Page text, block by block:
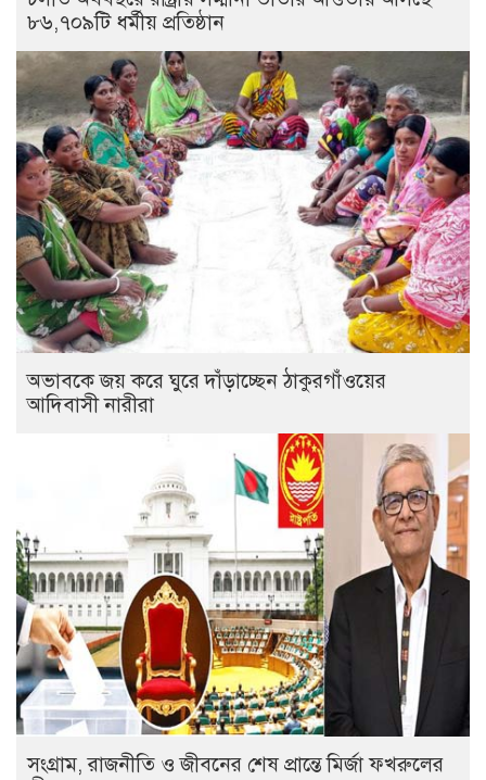
৮৬,৭০৯টি ধর্মীয় প্রতিষ্ঠান
অভাবকে জয় করে ঘুরে দাঁড়াচ্ছেন ঠাকুরগাঁওয়ের
আদিবাসী নারীরা
সংগ্রাম, রাজনীতি ও জীবনের শেষ প্রান্তে মির্জা ফখরুলের